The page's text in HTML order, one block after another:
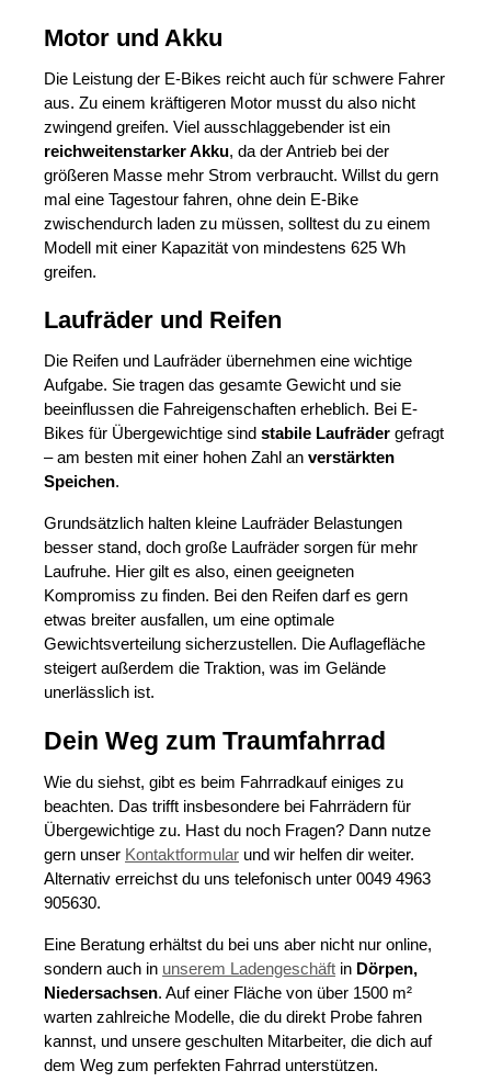
Motor und Akku
Die Leistung der E-Bikes reicht auch für schwere Fahrer
aus. Zu einem kräftigeren Motor musst du also nicht
zwingend greifen. Viel ausschlaggebender ist ein
reichweitenstarker Akku, da der Antrieb bei der
größeren Masse mehr Strom verbraucht. Willst du gern
mal eine Tagestour fahren, ohne dein E-Bike
zwischendurch laden zu müssen, solltest du zu einem
Modell mit einer Kapazität von mindestens 625 Wh
greifen.
Laufräder und Reifen
Die Reifen und Laufräder übernehmen eine wichtige
Aufgabe. Sie tragen das gesamte Gewicht und sie
beeinflussen die Fahreigenschaften erheblich. Bei E-
Bikes für Übergewichtige sind stabile Laufräder gefragt
– am besten mit einer hohen Zahl an verstärkten
Speichen.
Grundsätzlich halten kleine Laufräder Belastungen
besser stand, doch große Laufräder sorgen für mehr
Laufruhe. Hier gilt es also, einen geeigneten
Kompromiss zu finden. Bei den Reifen darf es gern
etwas breiter ausfallen, um eine optimale
Gewichtsverteilung sicherzustellen. Die Auflagefläche
steigert außerdem die Traktion, was im Gelände
unerlässlich ist.
Dein Weg zum Traumfahrrad
Wie du siehst, gibt es beim Fahrradkauf einiges zu
beachten. Das trifft insbesondere bei Fahrrädern für
Übergewichtige zu. Hast du noch Fragen? Dann nutze
gern unser Kontaktformular und wir helfen dir weiter.
Alternativ erreichst du uns telefonisch unter 0049 4963
905630.
Eine Beratung erhältst du bei uns aber nicht nur online,
sondern auch in unserem Ladengeschäft in Dörpen,
Niedersachsen. Auf einer Fläche von über 1500 m²
warten zahlreiche Modelle, die du direkt Probe fahren
kannst, und unsere geschulten Mitarbeiter, die dich auf
dem Weg zum perfekten Fahrrad unterstützen.